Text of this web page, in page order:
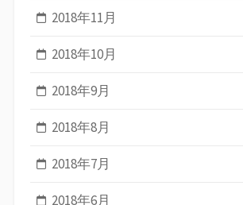
2018年11月
2018年10月
2018年9月
2018年8月
2018年7月
2018年6月